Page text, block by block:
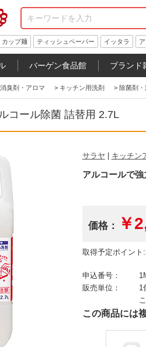
カップ麺 ティッシュペーパー イッタラ
バーゲン食品館 ブランド
臭剤・アロマ > キッチン用洗剤 > 除菌剤・
コール除菌 詰替用 2.7L
サラヤ キッチン
アルコールで強
価格： ￥
取得予定ポイント
申込番号：
販売単位：
1
この商品には